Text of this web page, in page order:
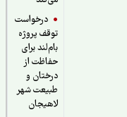
درخواست
توقف پروژه
بام‌لند برای
حفاظت از
درختان و
طبیعت شهر
لاهیجان